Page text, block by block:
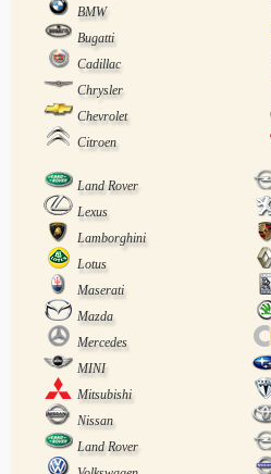
BMW
Bugatti
Cadillac
Chrysler
Chevrolet
Citroen
Land Rover
Lexus
Lamborghini
Lotus
Maserati
Mazda
Mercedes
MINI
Mitsubishi
Nissan
Land Rover